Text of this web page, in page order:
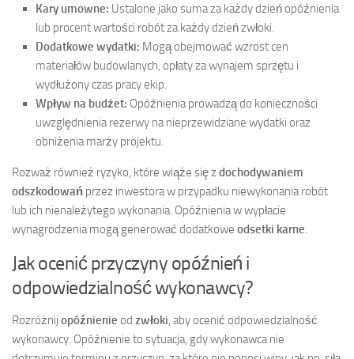
Kary umowne: Ustalone jako suma za każdy dzień opóźnienia
lub procent wartości robót za każdy dzień zwłoki.
Dodatkowe wydatki: Mogą obejmować wzrost cen
materiałów budowlanych, opłaty za wynajem sprzętu i
wydłużony czas pracy ekip.
Wpływ na budżet: Opóźnienia prowadzą do konieczności
uwzględnienia rezerwy na nieprzewidziane wydatki oraz
obniżenia marży projektu.
Rozważ również ryzyko, które wiąże się zdochodywaniem
odszkodowań przez inwestora w przypadku niewykonania robót
lub ich nienależytego wykonania. Opóźnienia w wypłacie
wynagrodzenia mogą generować dodatkowe odsetki karne
Jak ocenić przyczyny opóźnień i
odpowiedzialność wykonawcy?
Rozróżnij opóźnienie od zwłoki , aby ocenić odpowiedzialność
wykonawcy. Opóźnienie to sytuacja, gdy wykonawca nie